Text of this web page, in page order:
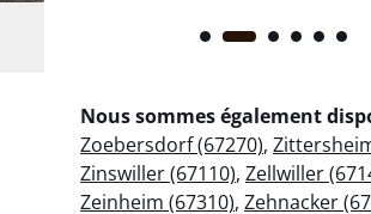
Nous sommes également
Zoebersdorf (67270),
Zinswiller (67110), Zellwiller
Zeinheim (67310), Zehnacker